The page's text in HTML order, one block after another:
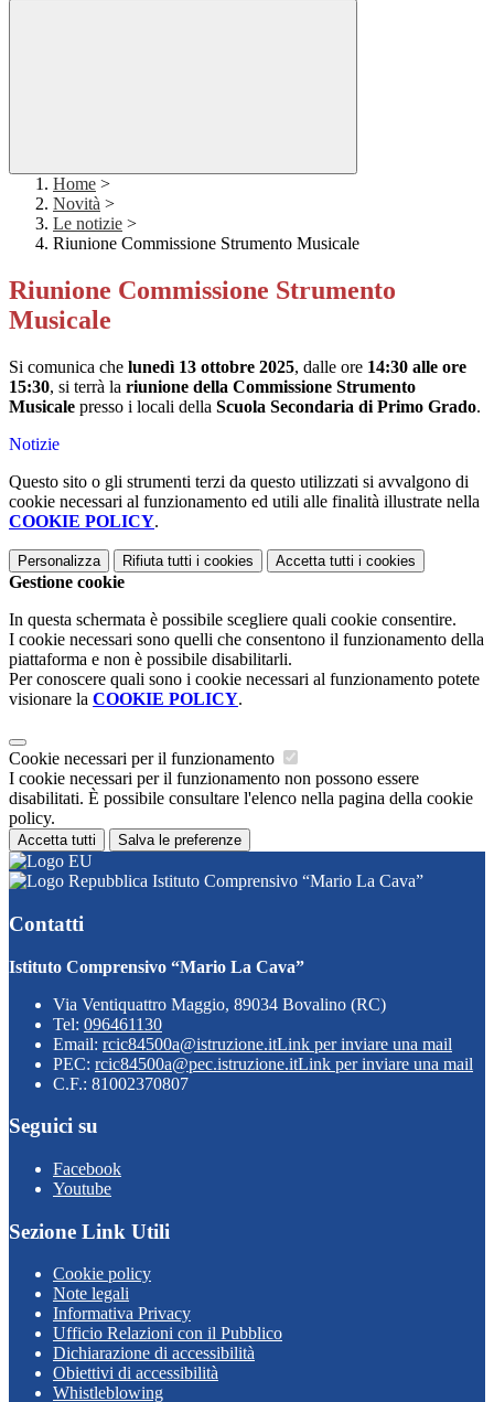
Home >
Novità >
Le notizie >
Riunione Commissione Strumento Musicale
Riunione Commissione Strumento
Musicale
Si comunica che lunedì 13 ottobre 2025, dalle ore 14:30 alle ore
15:30, si terrà la riunione della Commissione Strumento
Musicale presso i locali della Scuola Secondaria di Primo Grado.
Notizie
Questo sito o gli strumenti terzi da questo utilizzati si avvalgono di
cookie necessari al funzionamento ed utili alle finalità illustrate nella
COOKIE POLICY.
Personalizza Rifiuta tutti i cookies Accetta tutti i cookies
Gestione cookie
In questa schermata è possibile scegliere quali cookie consentire.
I cookie necessari sono quelli che consentono il funzionamento della
piattaforma e non è possibile disabilitarli.
Per conoscere quali sono i cookie necessari al funzionamento potete
visionare la COOKIE POLICY.
Cookie necessari per il funzionamento
I cookie necessari per il funzionamento non possono essere
disabilitati. È possibile consultare l'elenco nella pagina della cookie
policy.
Accetta tutti Salva le preferenze
Istituto Comprensivo “Mario La Cava”
Contatti
Istituto Comprensivo “Mario La Cava”
Via Ventiquattro Maggio, 89034 Bovalino (RC)
Tel: 096461130
Email: rcic84500a@istruzione.itLink per inviare una mail
PEC: rcic84500a@pec.istruzione.itLink per inviare una mail
C.F.: 81002370807
Seguici su
Facebook
Youtube
Sezione Link Utili
Cookie policy
Note legali
Informativa Privacy
Ufficio Relazioni con il Pubblico
Dichiarazione di accessibilità
Obiettivi di accessibilità
Whistleblowing